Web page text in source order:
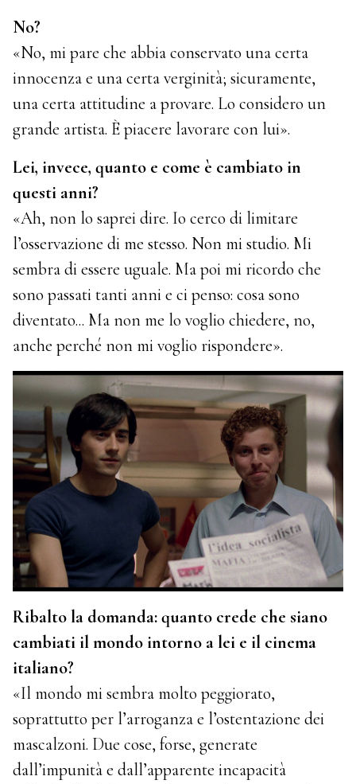
No?
«No, mi pare che abbia conservato una certa
innocenza e una certa verginità; sicuramente,
una certa attitudine a provare. Lo considero un
grande artista. È piacere lavorare con lui».
Lei, invece, quanto e come è cambiato in
questi anni?
«Ah, non lo saprei dire. Io cerco di limitare
l’osservazione di me stesso. Non mi studio. Mi
sembra di essere uguale. Ma poi mi ricordo che
sono passati tanti anni e ci penso: cosa sono
diventato... Ma non me lo voglio chiedere, no,
anche perché non mi voglio rispondere».
Ribalto la domanda: quanto crede che siano
cambiati il mondo intorno a lei e il cinema
italiano?
«Il mondo mi sembra molto peggiorato,
soprattutto per l’arroganza e l’ostentazione dei
mascalzoni. Due cose, forse, generate
dall’impunità e dall’apparente incapacità